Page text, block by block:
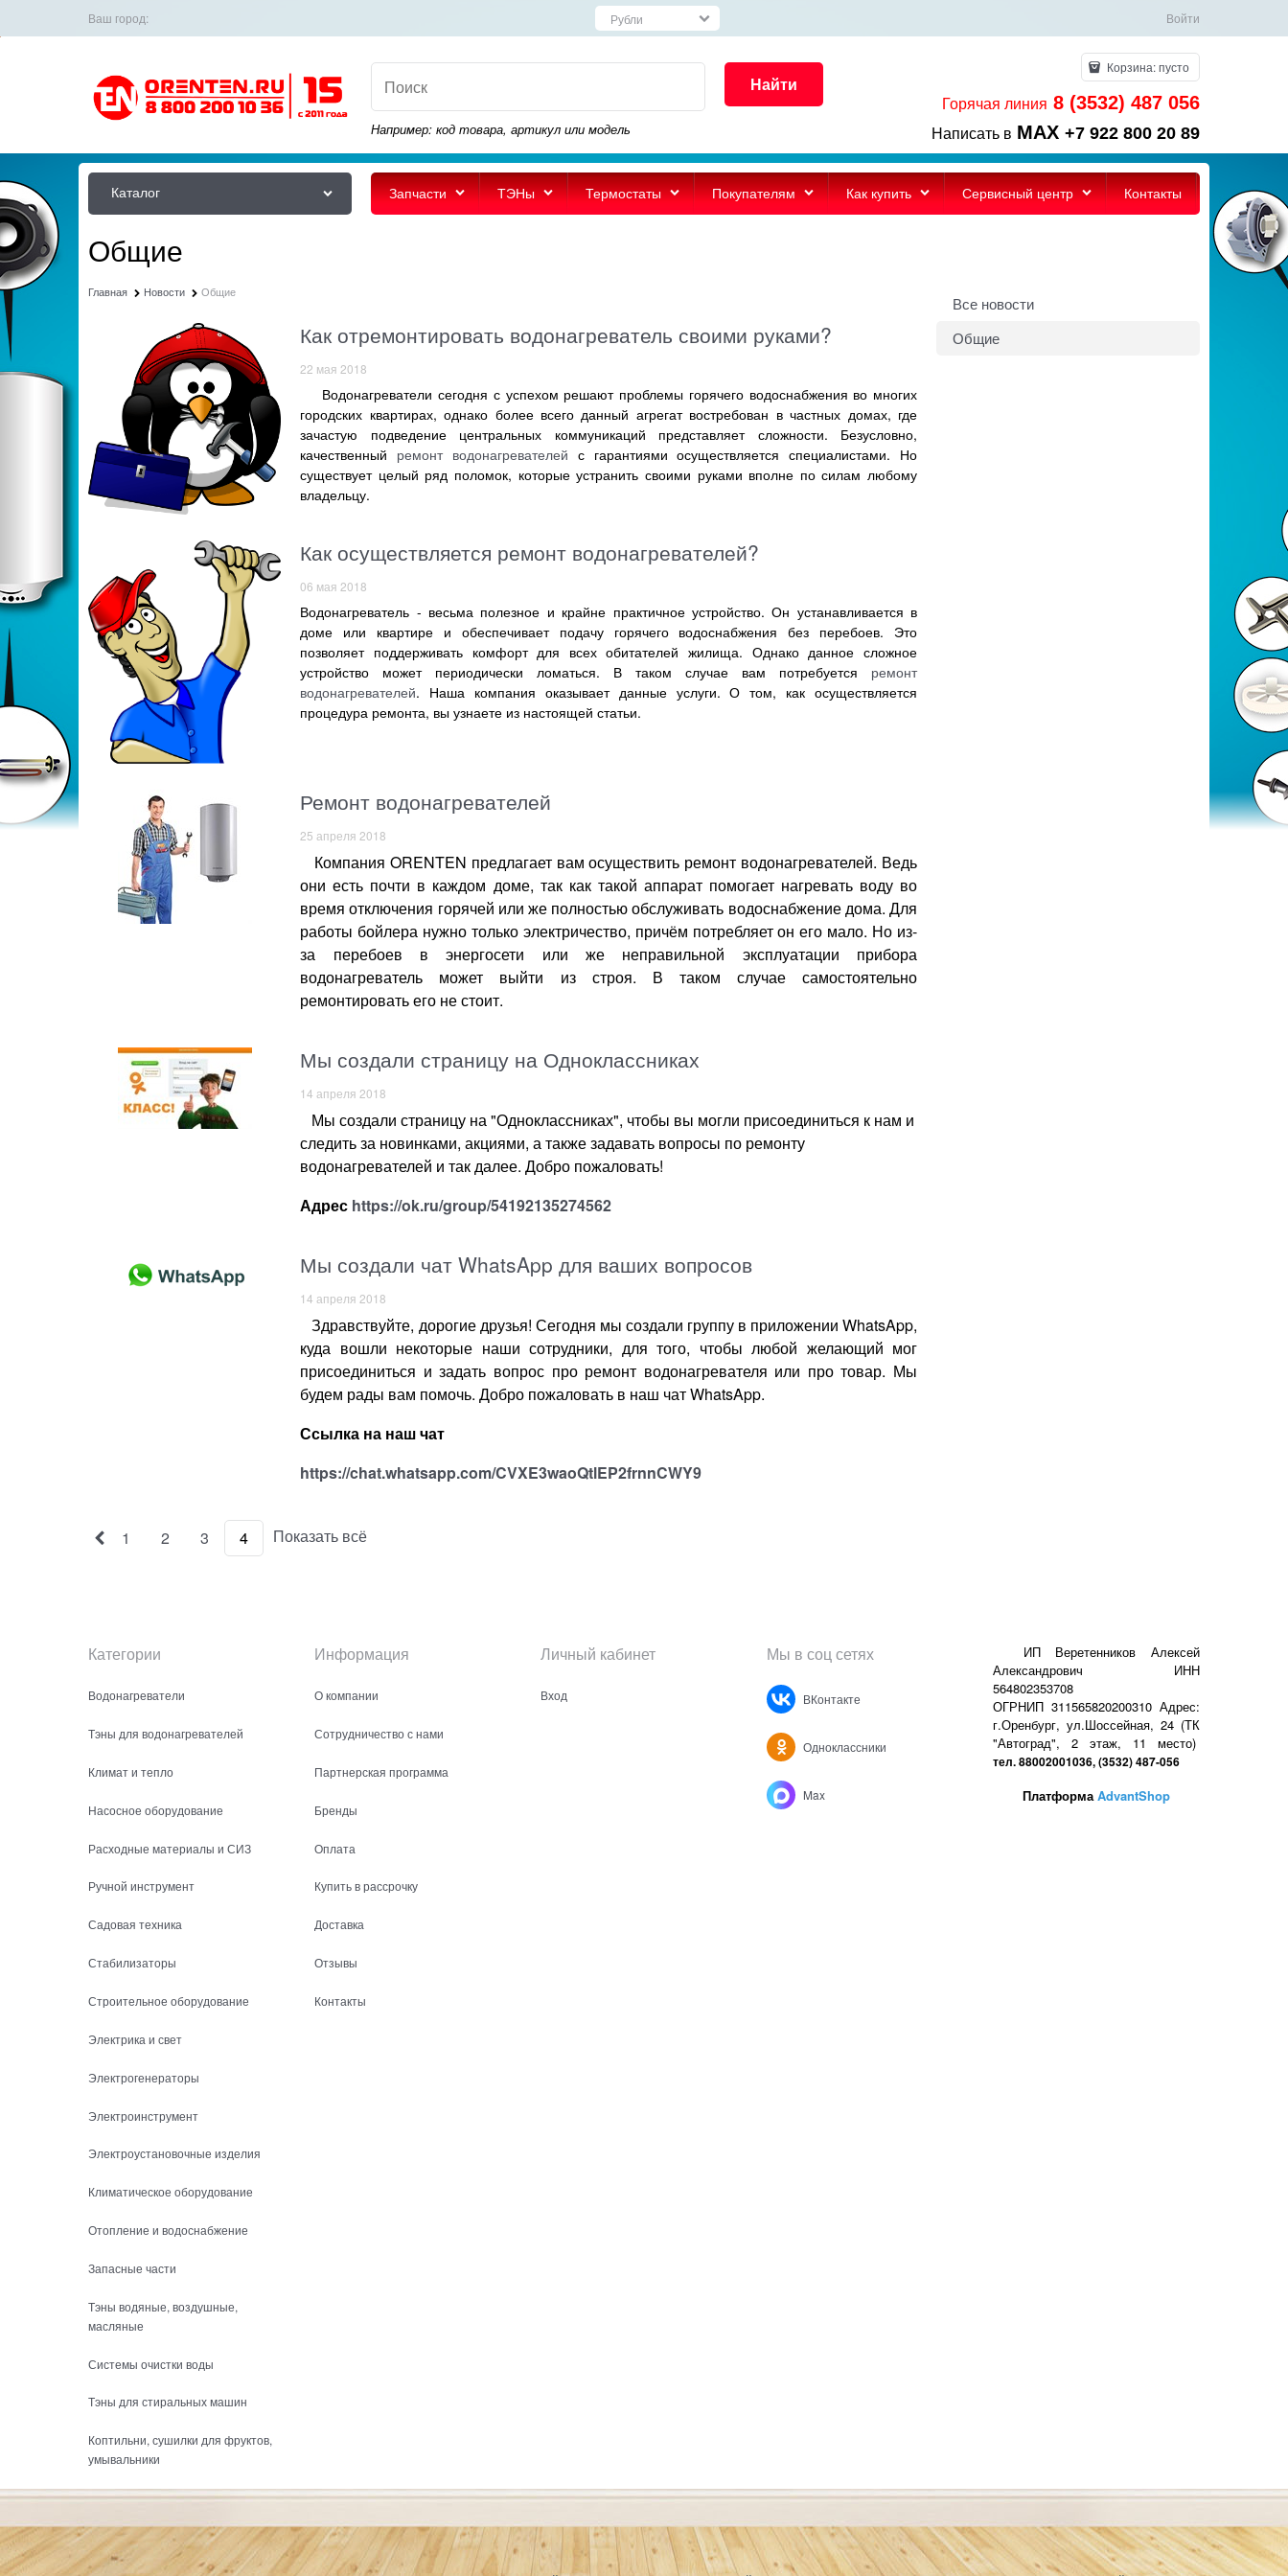
Ваш город: Войти
Найти
Например: код товара, артикул или модель
Корзина:пусто
Горячая линия 8 (3532) 487 056
Написать в MAX +7 922 800 20 89
Каталог Запчасти ТЭНы Термостаты Покупателям Как купить Сервисный центр Контакты
Общие
Главная Новости Общие
Как отремонтировать водонагреватель своими руками?
22 мая 2018
Водонагреватели сегодня с успехом решают проблемы горячего водоснабжения во многих
городских квартирах, однако более всего данный агрегат востребован в частных домах, где
зачастую подведение центральных коммуникаций представляет сложности. Безусловно,
качественный ремонт водонагревателей с гарантиями осуществляется специалистами. Но
существует целый ряд поломок, которые устранить своими руками вполне по силам любому
владельцу.
Как осуществляется ремонт водонагревателей?
06 мая 2018
Водонагреватель - весьма полезное и крайне практичное устройство. Он устанавливается в
доме или квартире и обеспечивает подачу горячего водоснабжения без перебоев. Это
позволяет поддерживать комфорт для всех обитателей жилища. Однако данное сложное
устройство может периодически ломаться. В таком случае вам потребуется ремонт
водонагревателей. Наша компания оказывает данные услуги. О том, как осуществляется
процедура ремонта, вы узнаете из настоящей статьи.
Ремонт водонагревателей
25 апреля 2018
Компания ORENTEN предлагает вам осуществить ремонт водонагревателей. Ведь
они есть почти в каждом доме, так как такой аппарат помогает нагревать воду во
время отключения горячей или же полностью обслуживать водоснабжение дома. Для
работы бойлера нужно только электричество, причём потребляет он его мало. Но из-
за перебоев в энергосети или же неправильной эксплуатации прибора
водонагреватель может выйти из строя. В таком случае самостоятельно
ремонтировать его не стоит.
Мы создали страницу на Одноклассниках
14 апреля 2018
Мы создали страницу на "Одноклассниках", чтобы вы могли присоединиться к нам и
следить за новинками, акциями, а также задавать вопросы по ремонту
водонагревателей и так далее. Добро пожаловать!
Адрес https://ok.ru/group/54192135274562
Мы создали чат WhatsApp для ваших вопросов
14 апреля 2018
Здравствуйте, дорогие друзья! Сегодня мы создали группу в приложении WhatsApp,
куда вошли некоторые наши сотрудники, для того, чтобы любой желающий мог
присоединиться и задать вопрос про ремонт водонагревателя или про товар. Мы
будем рады вам помочь. Добро пожаловать в наш чат WhatsApp.
Ссылка на наш чат
https://chat.whatsapp.com/CVXE3waoQtlEP2frnnCWY9
1 2 3 4 Показать всё
Все новости
Общие
Категории
Водонагреватели
Тэны для водонагревателей
Климат и тепло
Насосное оборудование
Расходные материалы и СИЗ
Ручной инструмент
Садовая техника
Стабилизаторы
Строительное оборудование
Электрика и свет
Электрогенераторы
Электроинструмент
Электроустановочные изделия
Климатическое оборудование
Отопление и водоснабжение
Запасные части
Тэны водяные, воздушные,
масляные
Системы очистки воды
Тэны для стиральных машин
Коптильни, сушилки для фруктов,
умывальники
Информация
О компании
Сотрудничество с нами
Партнерская программа
Бренды
Оплата
Купить в рассрочку
Доставка
Отзывы
Контакты
Личный кабинет
Вход
Мы в соц сетях
ВКонтакте
Одноклассники
Max
ИП Веретенников Алексей
Александрович ИНН
564802353708
ОГРНИП 311565820200310 Адрес:
г.Оренбург, ул.Шоссейная, 24 (ТК
"Автоград", 2 этаж, 11 место)
тел. 88002001036, (3532) 487-056
ПлатформаAdvantShop